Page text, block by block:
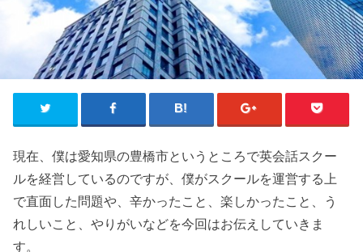
現在、僕は愛知県の豊橋市というところで英会話スクー
ルを経営しているのですが、僕がスクールを運営する上
で直面した問題や、辛かったこと、楽しかったこと、う
れしいこと、やりがいなどを今回はお伝えしていきま
す。